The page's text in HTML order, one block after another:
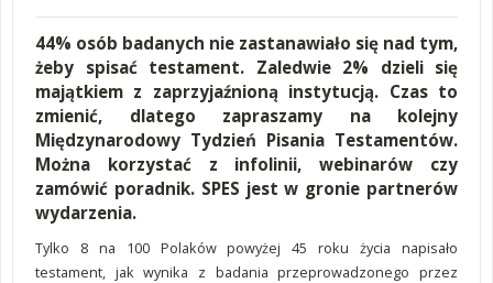
44% osób badanych nie zastanawiało się nad tym,
żeby spisać testament. Zaledwie 2% dzieli się
majątkiem z zaprzyjaźnioną instytucją. Czas to
zmienić, dlatego zapraszamy na kolejny
Międzynarodowy Tydzień Pisania Testamentów.
Można korzystać z infolinii, webinarów czy
zamówić poradnik. SPES jest w gronie partnerów
wydarzenia.
Tylko 8 na 100 Polaków powyżej 45 roku życia napisało
testament, jak wynika z badania przeprowadzonego przez